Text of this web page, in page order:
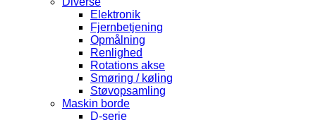
Elektronik
Fjernbetjening
Opmålning
Renlighed
Rotations akse
Smøring / køling
Støvopsamling
Maskin borde
D-serie